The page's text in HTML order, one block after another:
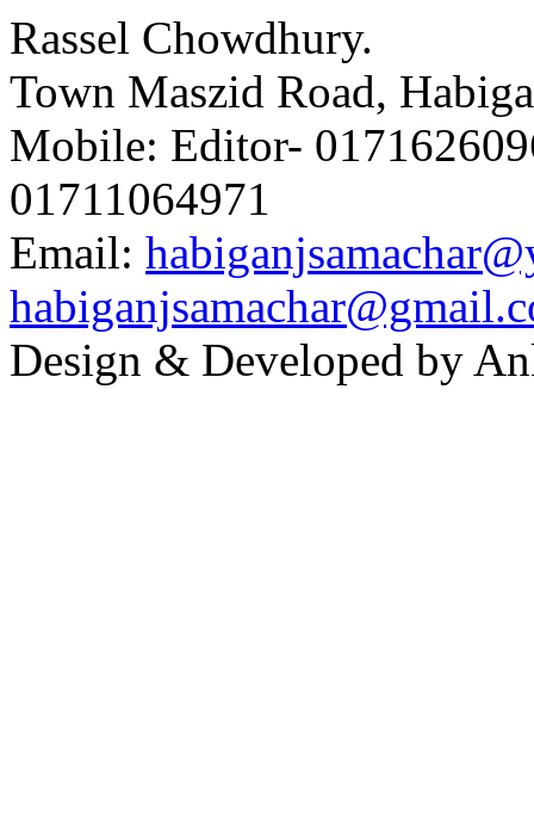
Rassel Chowdhury.
Town Maszid Road,
Mobile: Editor-
01711064971
Email:
Design & Developed by